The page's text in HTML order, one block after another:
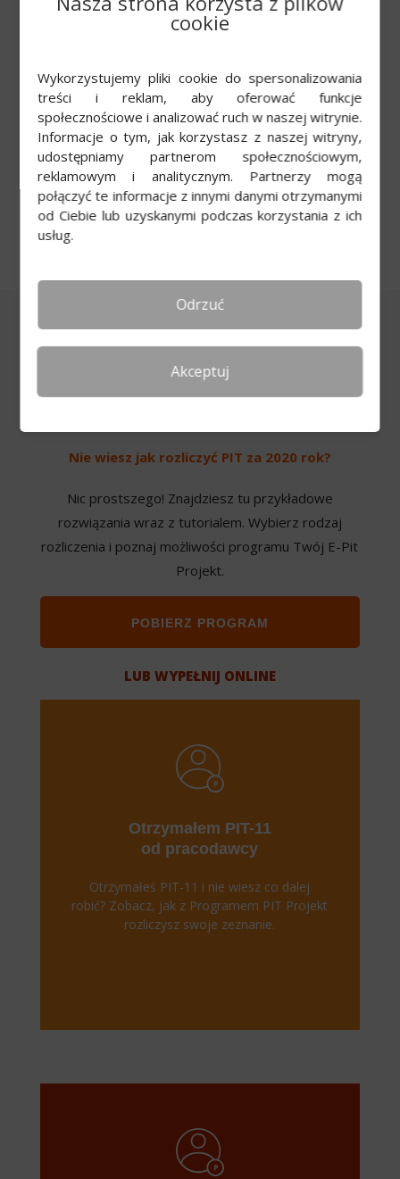
Program do
rozliczania PIT
Nie wiesz jak rozliczyć PIT za 2020 rok?
Nic prostszego! Znajdziesz tu przykładowe
rozwiązania wraz z tutorialem. Wybierz rodzaj
rozliczenia i poznaj możliwości programu Twój E-Pit
Projekt.
POBIERZ PROGRAM
LUB WYPEŁNIJ ONLINE
Otrzymałem PIT-11
od pracodawcy
Otrzymałeś PIT-11 i nie wiesz co dalej
robić? Zobacz, jak z Programem PIT Projekt
rozliczysz swoje zeznanie.
cookie
Wykorzystujemy pliki cookie do spersonalizowania
treści i reklam, aby oferować funkcje
społecznościowe i analizować ruch w naszej witrynie.
Informacje o tym, jak korzystasz z naszej witryny,
udostępniamy partnerom społecznościowym,
reklamowym i analitycznym. Partnerzy mogą
połączyć te informacje z innymi danymi otrzymanymi
od Ciebie lub uzyskanymi podczas korzystania z ich
usług.
Odrzuć
Akceptuj